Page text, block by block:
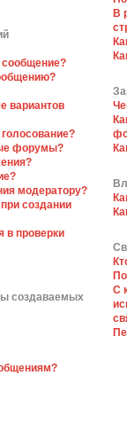
сообщение?
вариантов
форумы?
модератору?
создании
в проверки
создаваемых
В
С